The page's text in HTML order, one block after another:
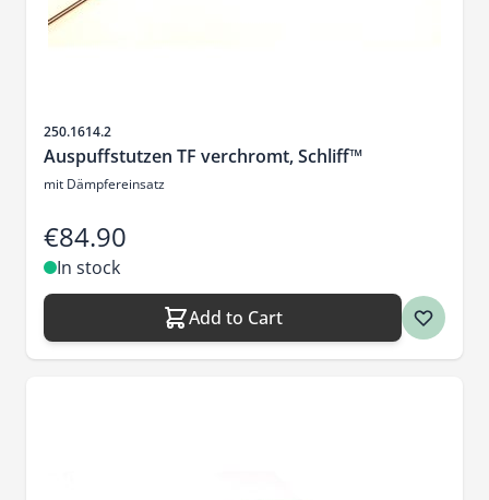
Sku
250.1614.2
Auspuffstutzen TF verchromt, Schliff™
mit Dämpfereinsatz
€84.90
In stock
Add to Cart